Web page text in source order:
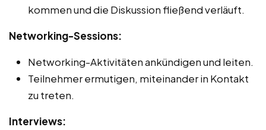
kommen und die Diskussion fließend verläuft.
Networking-Sessions:
Networking-Aktivitäten ankündigen und leiten.
Teilnehmer ermutigen, miteinander in Kontakt
zu treten.
Interviews: